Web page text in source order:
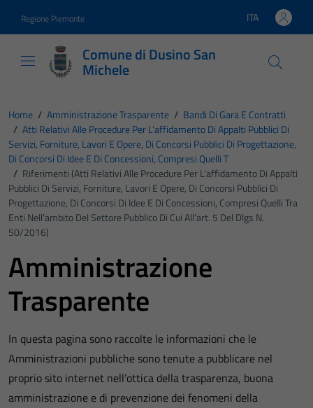
Regione Piemonte Lingua attiva:
ITA
Comune di Dusino San
Michele
Home / Amministrazione Trasparente / Bandi Di Gara E Contratti
/ Atti Relativi Alle Procedure Per L’affidamento Di Appalti Pubblici Di
Servizi, Forniture, Lavori E Opere, Di Concorsi Pubblici Di Progettazione,
Di Concorsi Di Idee E Di Concessioni, Compresi Quelli T
/ Riferimenti (Atti Relativi Alle Procedure Per L’affidamento Di Appalti
Pubblici Di Servizi, Forniture, Lavori E Opere, Di Concorsi Pubblici Di
Progettazione, Di Concorsi Di Idee E Di Concessioni, Compresi Quelli Tra
Enti Nell’ambito Del Settore Pubblico Di Cui All’art. 5 Del Dlgs N.
50/2016)
Amministrazione
Trasparente
In questa pagina sono raccolte le informazioni che le
Amministrazioni pubbliche sono tenute a pubblicare nel
proprio sito internet nell’ottica della trasparenza, buona
amministrazione e di prevenzione dei fenomeni della